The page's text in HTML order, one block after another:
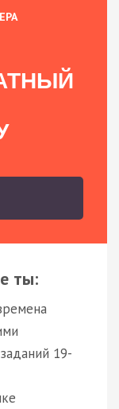
ты:
19-